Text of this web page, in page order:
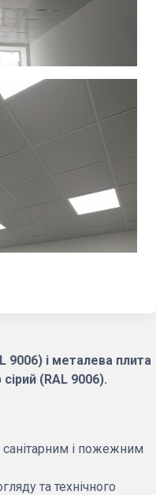
9006) і металева плита
(RAL 9006).
санітарним і пожежним
та технічного